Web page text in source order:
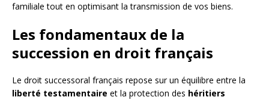
familiale tout en optimisant la transmission de vos biens.
Les fondamentaux de la
succession en droit français
Le droit successoral français repose sur un équilibre entre la
liberté testamentaire et la protection des héritiers